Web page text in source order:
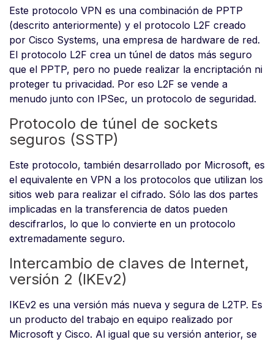
Este protocolo VPN es una combinación de PPTP
(descrito anteriormente) y el protocolo L2F creado
por Cisco Systems, una empresa de hardware de red.
El protocolo L2F crea un túnel de datos más seguro
que el PPTP, pero no puede realizar la encriptación ni
proteger tu privacidad. Por eso L2F se vende a
menudo junto con IPSec, un protocolo de seguridad.
Protocolo de túnel de sockets
seguros (SSTP)
Este protocolo, también desarrollado por Microsoft, es
el equivalente en VPN a los protocolos que utilizan los
sitios web para realizar el cifrado. Sólo las dos partes
implicadas en la transferencia de datos pueden
descifrarlos, lo que lo convierte en un protocolo
extremadamente seguro.
Intercambio de claves de Internet,
versión 2 (IKEv2)
IKEv2 es una versión más nueva y segura de L2TP. Es
un producto del trabajo en equipo realizado por
Microsoft y Cisco. Al igual que su versión anterior, se